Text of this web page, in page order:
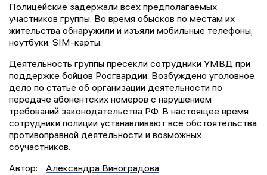
Полицейские задержали всех предполагаемых
участников группы. Во время обысков по местам их
жительства обнаружили и изъяли мобильные телефоны,
ноутбуки, SIM-карты.
Деятельность группы пресекли сотрудники УМВД при
поддержке бойцов Росгвардии. Возбуждено уголовное
дело по статье об организации деятельности по
передаче абонентских номеров с нарушением
требований законодательства РФ. В настоящее время
сотрудники полиции устанавливают все обстоятельства
противоправной деятельности и возможных
соучастников.
Автор:
Александра Виноградова